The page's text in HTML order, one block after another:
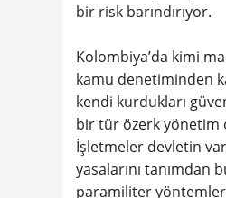
bir risk barındırıyor.
Kolombiya’da kimi
kamu denetiminden
kendi kurdukları
bir tür özerk yönetim
İşletmeler devletin
yasalarını tanımdan
paramiliter